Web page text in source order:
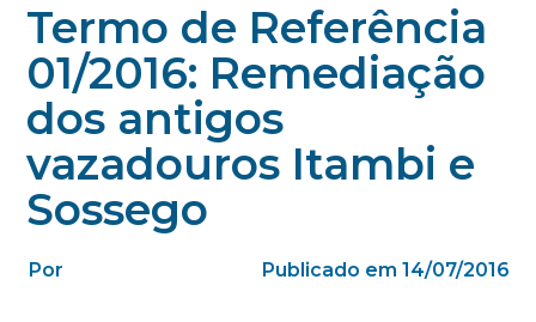
Termo de Referência
01/2016: Remediação
dos antigos
vazadouros Itambi e
Sossego
Por Publicado em 14/07/2016